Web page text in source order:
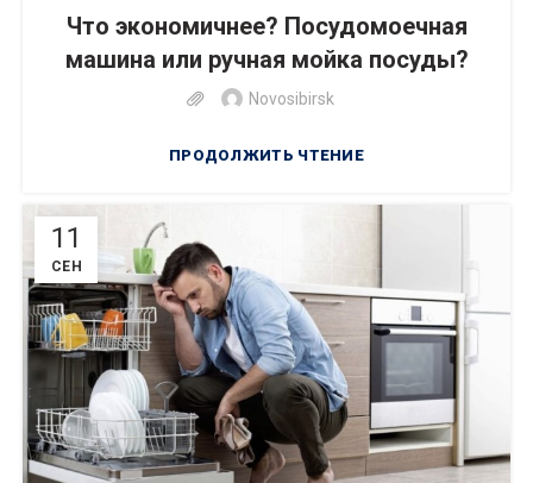
Что экономичнее? Посудомоечная
машина или ручная мойка посуды?
Novosibirsk
ПРОДОЛЖИТЬ ЧТЕНИЕ
11
СЕН